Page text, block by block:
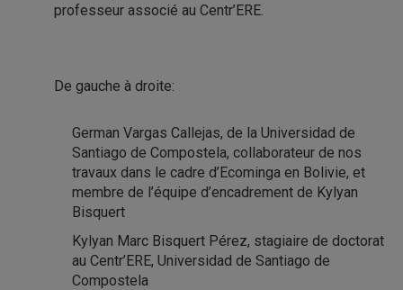
professeur associé au Centr’ERE.
De gauche à droite:
German Vargas Callejas, de la Universidad de
Santiago de Compostela, collaborateur de nos
travaux dans le cadre d’Ecominga en Bolivie, et
membre de l’équipe d’encadrement de Kylyan
Bisquert
Kylyan Marc Bisquert Pérez, stagiaire de doctorat
au Centr’ERE, Universidad de Santiago de
Compostela